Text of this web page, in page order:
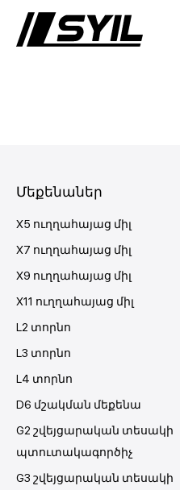
Մեքենաներ
X5 ուղղահայաց միլ
X7 ուղղահայաց միլ
X9 ուղղահայաց միլ
X11 ուղղահայաց միլ
L2 տորնո
L3 տորնո
L4 տորնո
D6 մշակման մեքենա
G2 շվեյցարական տեսակի
պտուտակագործիչ
G3 շվեյցարական տեսակի